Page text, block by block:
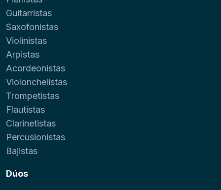
Guitarristas
Saxofonistas
Violinistas
Arpistas
Acordeonistas
Violonchelistas
Trompetistas
Flautistas
Clarinetistas
Percusionistas
Bajistas
Dúos